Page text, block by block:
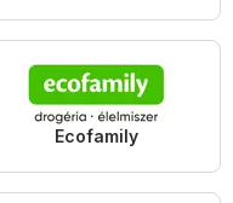
Ecofamily